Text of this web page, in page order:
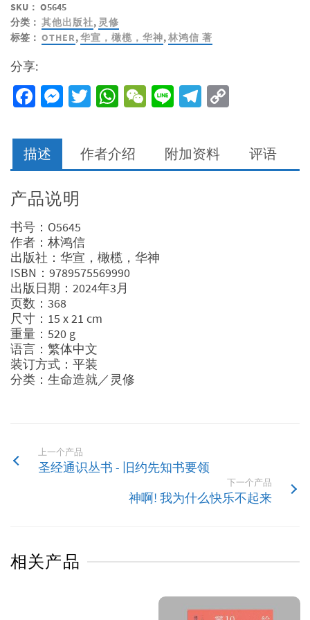
（第
一
集）-
度
灵
修
SKU： O5645
分类： 其他出版社, 灵修
标签： OTHER,华宣，橄榄，华神,林鸿信 著
分享:
Facebook
Messenger
Twitter
WhatsApp
WeChat
LineTelegram
描述 作者介绍 附加资料 评语
产品说明
书号：O5645
作者： 林鸿信
出版社：华宣，橄榄，华神
ISBN：9789575569990
出版日期：2024年3月
页数：368
尺寸：15 x 21 cm
重量：520 g
语言：繁体中文
装订方式：平装
分类：生命造就／灵修
上一个产品
圣经通识丛书 - 旧约先知书要领
下一个产品
神啊! 我为什么快乐不起来
相关产品